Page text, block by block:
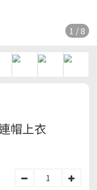
1 / 8
帽上衣